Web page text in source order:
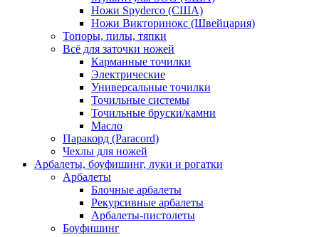
Ножи Spyderco (США)
Ножи Викторинокс (Швейцария)
Топоры, пилы, тяпки
Всё для заточки ножей
Карманные точилки
Электрические
Универсальные точилки
Точильные системы
Точильные бруски/камни
Масло
Паракорд (Paracord)
Чехлы для ножей
Арбалеты, боуфишинг, луки и рогатки
Арбалеты
Блочные арбалеты
Рекурсивные арбалеты
Арбалеты-пистолеты
Боуфишинг